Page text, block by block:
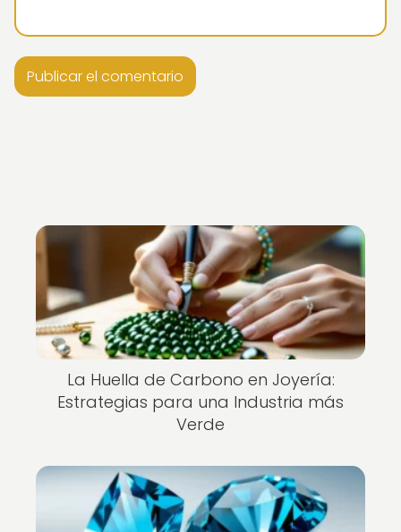
La Huella de Carbono en Joyería:
Estrategias para una Industria más
Verde